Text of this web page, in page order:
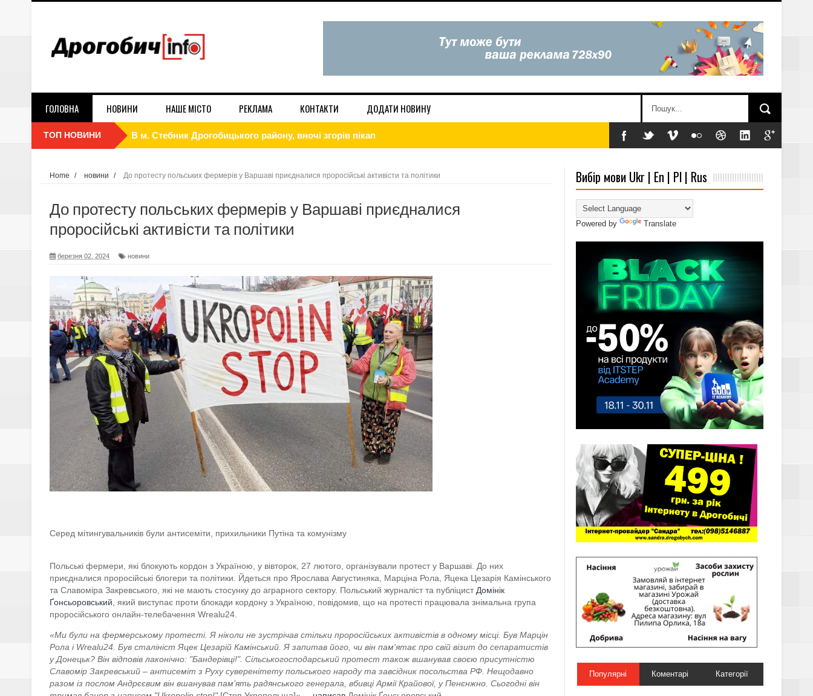
ГОЛОВНА НОВИНИ НАШЕ МІСТО РЕКЛАМА КОНТАКТИ ДОДАТИ НОВИНУ
ТОП НОВИНИ В м. Стебник Дрогобицького району, вночі згорів пікап
Cтоматологічний центр "Усмішка", по вул. Трускавецька 47/3
Стосується кожного! Ворог використовує будь-які методи, щоб завдати шкоди Україні
Зимові канікули разом з ІТSTEP
Чорна п’ятниця в Академії ITSTEP! Знижки 50% на ВСІ навчальні програми!
''Я вижив, бо був налаштований'': історія десантника, який рятував побратимів під ворожим вогнем
Потрібні кухонні працівники в м. Дрогобич. З досвідом роботи. тел:(097)6004620
''Доки я служив у піхоті — я був героєм, а зараз…'': історії бійців, які після поранень служать у ТЦК
Запрошуємо батьків з дітьми 7-14 років на 👻 Halloween IT-party!
СБУ і Нацполіція викрили розкрадання 34 млн грн у Дніпровській міськраді
СБУ та Нацполіція затримали дві групи підпалювачів, які за гроші рф полювали на авто ЗСУ
ТзОВ "АКВА-ЕКО" запрошує на роботу
Долучайся до команди ЦСО «А» СБУ – наближай Перемогу!
Home / новини / До протесту польських фермерів у Варшаві приєдналися проросійські активісти та політики
До протесту польських фермерів у Варшаві приєдналися
проросійські активісти та політики
березня 02, 2024 новини
Серед мітингувальників були антисеміти, прихильники Путіна та комунізму
Польські фермери, які блокують кордон з Україною, у вівторок, 27 лютого, організували протест у Варшаві. До них
приєдналися проросійські блогери та політики. Йдеться про Ярослава Августиняка, Марціна Рола, Яцека Цезарія Камінського
та Славоміра Закревського, які не мають стосунку до аграрного сектору. Польський журналіст та публіцистДомінік
Ґонсьоровський, який виступає проти блокади кордону з Україною, повідомив, що на протесті працювала знімальна група
проросійського онлайн-телебачення Wrealu24.
«Ми були на фермерському протесті. Я ніколи не зустрічав стільки проросійських активістів в одному місці. Був Марцін
Рола і Wrealu24. Був сталініст Яцек Цезарій Камінський. Я запитав його, чи він пам'ятає про свій візит до сепаратистів
у Донецьк? Він відповів лаконічно: "Бандерівці!". Сільськогосподарський протест також вшанував своєю присутністю
Славомір Закревський – антисеміт з Руху суверенітету польського народу та завсідник посольства РФ. Нещодавно
разом із послом Андрєєвим він вшанував пам’ять радянського генерала, вбивці Армії Крайової, у Пенєнжно. Сьогодні він
Вибір мови Ukr | En | Pl | Rus
Powered by Translate
Популярні Коментарі Категорії